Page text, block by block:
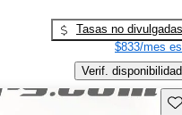
Tasas no divulgadas
$833/mes
Verif. disponibilidad